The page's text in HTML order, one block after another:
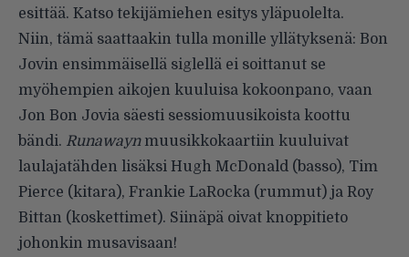
esittää. Katso tekijämiehen esitys yläpuolelta.
Niin, tämä saattaakin tulla monille yllätyksenä: Bon
Jovin ensimmäisellä siglellä ei soittanut se
myöhempien aikojen kuuluisa kokoonpano, vaan
Jon Bon Jovia säesti sessiomuusikoista koottu
bändi. Runawaynmuusikkokaartiin kuuluivat
laulajatähden lisäksi Hugh McDonald (basso), Tim
Pierce (kitara), Frankie LaRocka (rummut) ja Roy
Bittan (koskettimet). Siinäpä oivat knoppitieto
johonkin musavisaan!